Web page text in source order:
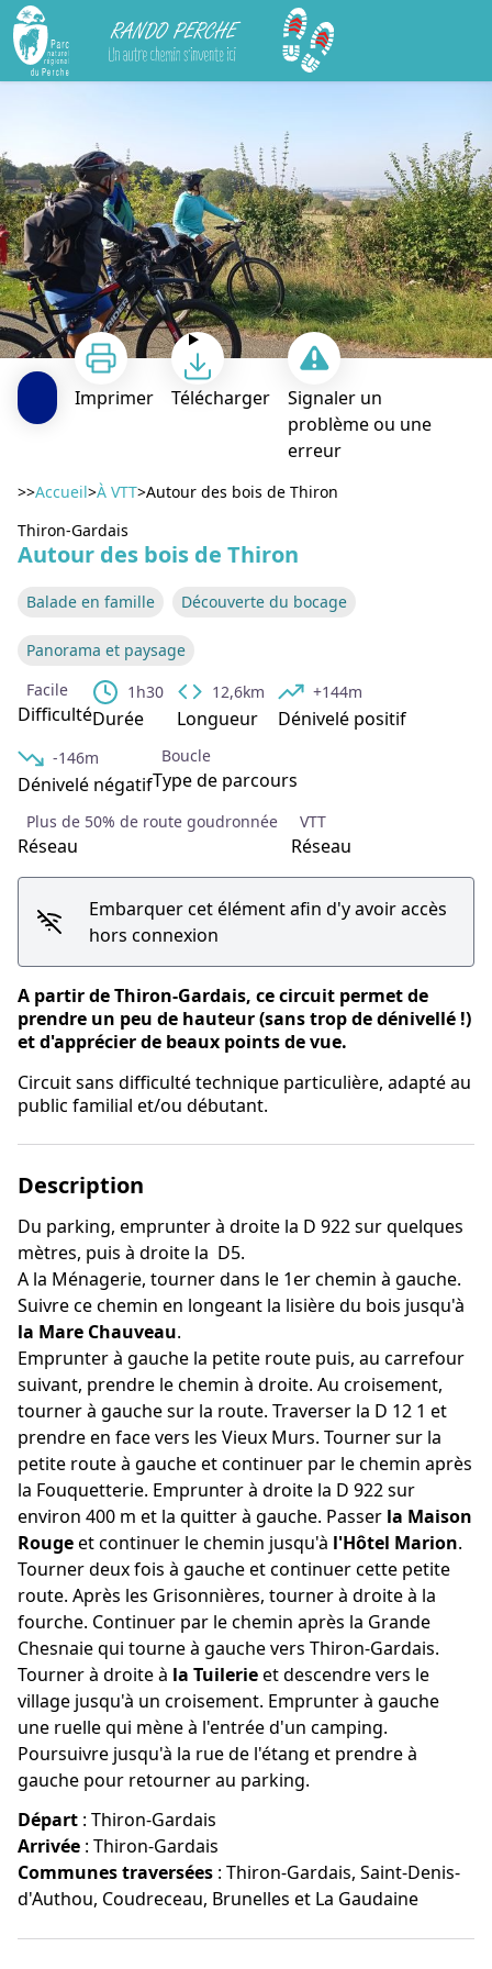
Rando Perche
Imprimer Télécharger
Signaler un
problème ou une
erreur
>>Accueil>À VTT>Autour des bois de Thiron
Thiron-Gardais
Autour des bois de Thiron
Balade en famille Découverte du bocage
Panorama et paysage
Facile
Difficulté
1h30
Durée
12,6km
Longueur
+144m
Dénivelé positif
-146m
Dénivelé négatif
Boucle
Type de parcours
Plus de 50% de route goudronnée
Réseau
VTT
Réseau
Embarquer cet élément afin d'y avoir accès
hors connexion
A partir de Thiron-Gardais, ce circuit permet de
prendre un peu de hauteur (sans trop de dénivellé !)
et d'apprécier de beaux points de vue.
Circuit sans difficulté technique particulière, adapté au
public familial et/ou débutant.
Description
Du parking, emprunter à droite la D 922 sur quelques
mètres, puis à droite la D5.
A la Ménagerie, tourner dans le 1er chemin à gauche.
Suivre ce chemin en longeant la lisière du bois jusqu'à
la Mare Chauveau.
Emprunter à gauche la petite route puis, au carrefour
suivant, prendre le chemin à droite. Au croisement,
tourner à gauche sur la route. Traverser la D 12 1 et
prendre en face vers les Vieux Murs. Tourner sur la
petite route à gauche et continuer par le chemin après
la Fouquetterie. Emprunter à droite la D 922 sur
environ 400 m et la quitter à gauche. Passer la Maison
Rougeet continuer le chemin jusqu'à l'Hôtel Marion.
Tourner deux fois à gauche et continuer cette petite
route. Après les Grisonnières, tourner à droite à la
fourche. Continuer par le chemin après la Grande
Chesnaie qui tourne à gauche vers Thiron-Gardais.
Tourner à droite à la Tuilerieet descendre vers le
village jusqu'à un croisement. Emprunter à gauche
une ruelle qui mène à l'entrée d'un camping.
Poursuivre jusqu'à la rue de l'étang et prendre à
gauche pour retourner au parking.
Départ : Thiron-Gardais
Arrivée : Thiron-Gardais
Communes traversées : Thiron-Gardais, Saint-Denis-
d'Authou, Coudreceau, Brunelles et La Gaudaine